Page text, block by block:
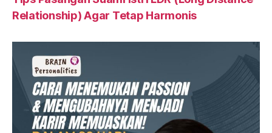
Relationship) Agar Tetap Harmonis